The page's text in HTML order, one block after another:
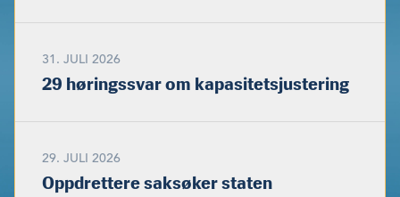
31. JULI 2026
29 høringssvar om kapasitetsjustering
29. JULI 2026
Oppdrettere saksøker staten